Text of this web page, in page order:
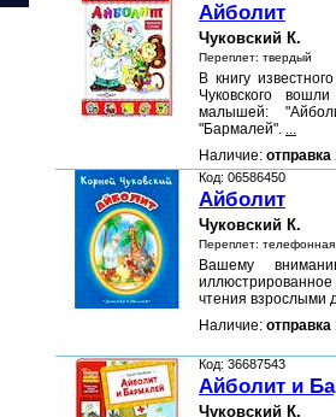
Айболит
Чуковский К.
Переплет: твердый
В книгу
Чуковского
малышей:
"Бармалей". ...
Наличие: отправка
Код: 06586450
Айболит
Чуковский К.
Переплет: телефонная
Вашему
чтения взрослыми
Наличие: отправка
Код: 36687543
Айболит и
Чуковский К.